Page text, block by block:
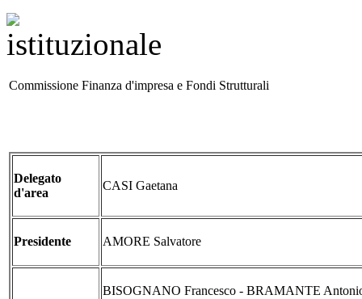
Commissione Finanza d'impresa e Fondi Strutturali
Delegato
d'area
CASI Gaetana
Presidente AMORE Salvatore
BISOGNANO Francesco - BRAMANTE